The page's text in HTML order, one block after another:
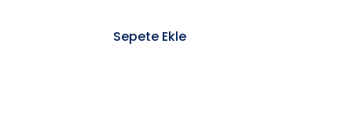
Sepete Ekle